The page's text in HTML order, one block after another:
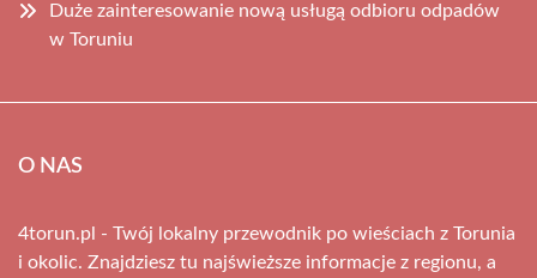
Duże zainteresowanie nową usługą odbioru odpadów
w Toruniu
O NAS
4torun.pl - Twój lokalny przewodnik po wieściach z Torunia
i okolic. Znajdziesz tu najświeższe informacje z regionu, a